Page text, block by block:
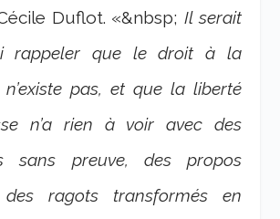
Duflot. «&nbsp; Il serait
rappeler que le droit à la
pas, et que la liberté
n’a rien à voir avec des
sans preuve, des propos
des ragots transformés en